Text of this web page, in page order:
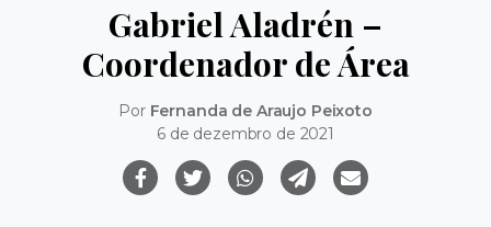
Gabriel Aladrén –
Coordenador de Área
Por Fernanda de Araujo Peixoto
6 de dezembro de 2021